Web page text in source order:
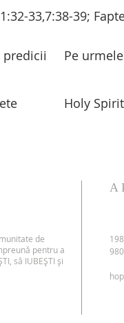
33,7:38-39;
Pe
predicii
Holy Spirit
de
pentru a
să IUBEȘTI și